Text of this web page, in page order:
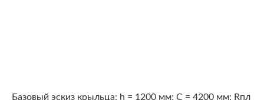
Базовый эскиз крыльца: h = 1200 мм; С = 4200 мм; Rпл